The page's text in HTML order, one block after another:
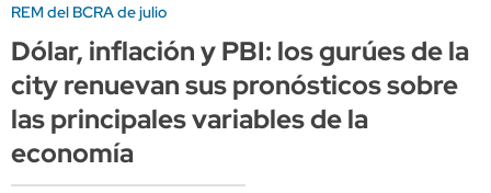
REM del BCRA de julio
Dólar, inflación y PBI: los gurúes de la
city renuevan sus pronósticos sobre
las principales variables de la
economía